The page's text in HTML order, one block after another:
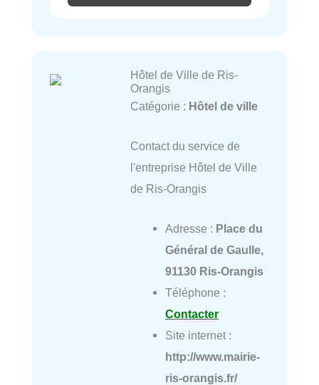
Hôtel de Ville de Ris-
Orangis
Catégorie : Hôtel de ville
Contact du service de
l'entreprise Hôtel de Ville
de Ris-Orangis
Adresse : Place du
Général de Gaulle,
91130 Ris-Orangis
Téléphone :
Contacter
Site internet :
http://www.mairie-
ris-orangis.fr/